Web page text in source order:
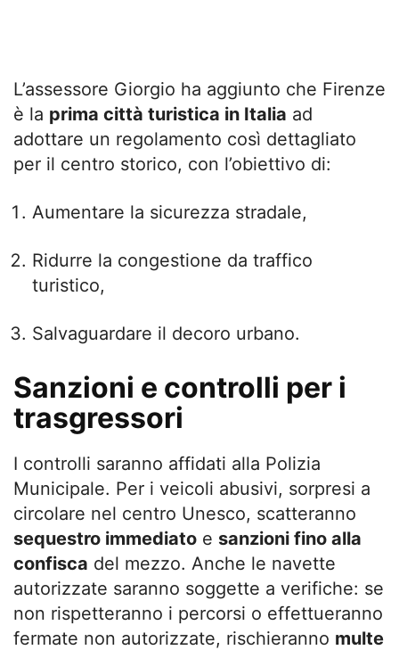
L’assessore Giorgio ha aggiunto che Firenze
è la prima città turistica in Italia ad
adottare un regolamento così dettagliato
per il centro storico, con l’obiettivo di:
Aumentare la sicurezza stradale,
Ridurre la congestione da traffico
turistico,
Salvaguardare il decoro urbano.
Sanzioni e controlli per i
trasgressori
I controlli saranno affidati alla Polizia
Municipale. Per i veicoli abusivi, sorpresi a
circolare nel centro Unesco, scatteranno
sequestro immediato e sanzioni fino alla
confisca del mezzo. Anche le navette
autorizzate saranno soggette a verifiche: se
non rispetteranno i percorsi o effettueranno
fermate non autorizzate, rischieranno multe